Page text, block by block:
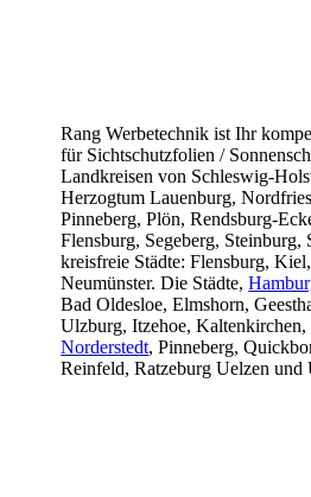
Rang Werbetechnik ist Ihr
für Sichtschutzfolien /
Landkreisen von Schleswig-
Herzogtum Lauenburg,
Pinneberg, Plön, Rendsburg-
Flensburg, Segeberg, Steinburg,
kreisfreie Städte: Flensburg,
Neumünster. Die Städte,
Bad Oldesloe, Elmshorn,
Ulzburg, Itzehoe,
Norderstedt, Pinneberg,
Reinfeld, Ratzeburg Uelzen und